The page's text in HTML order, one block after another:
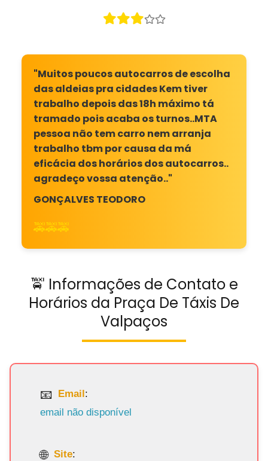
"Muitos poucos autocarros de escolha
das aldeias pra cidades Kem tiver
trabalho depois das 18h máximo tá
tramado pois acaba os turnos..MTA
pessoa não tem carro nem arranja
trabalho tbm por causa da má
eficácia dos horários dos autocarros..
agradeço vossa atenção.."
GONÇALVES TEODORO
🚕🚕🚕
🚖 Informações de Contato e
Horários da Praça De Táxis De
Valpaços
Email:
email não disponível
Site: